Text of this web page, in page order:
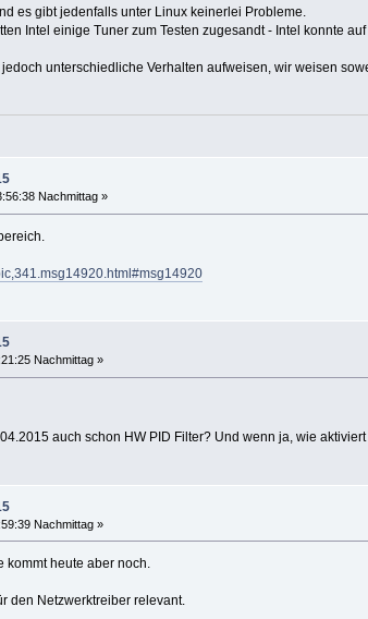
es gibt jedenfalls unter Linux keinerlei Probleme.
Intel einige Tuner zum Testen zugesandt - Intel konnte
unterschiedliche Verhalten aufweisen, wir weisen
Nachmittag »
Nachmittag »
auch schon HW PID Filter? Und wenn ja, wie
Nachmittag »
kommt heute aber noch.
den Netzwerktreiber relevant.